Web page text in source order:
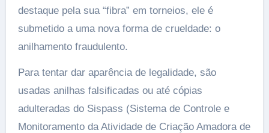
destaque pela sua “fibra” em torneios, ele é
submetido a uma nova forma de crueldade: o
anilhamento fraudulento.
Para tentar dar aparência de legalidade, são
usadas anilhas falsificadas ou até cópias
adulteradas do Sispass (Sistema de Controle e
Monitoramento da Atividade de Criação Amadora de